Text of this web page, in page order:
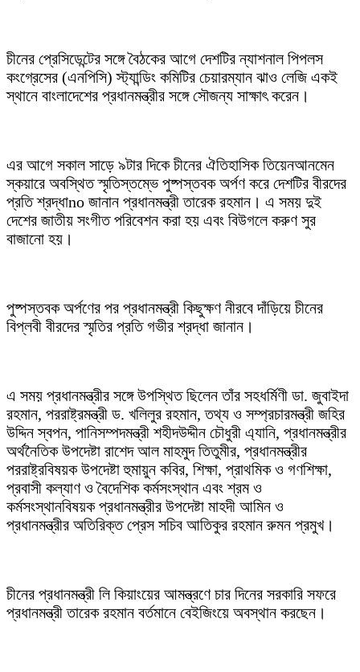
চীনের প্রেসিডেন্টের সঙ্গে বৈঠকের আগে দেশটির ন্যাশনাল পিপলস
কংগ্রেসের (এনপিসি) স্ট্যান্ডিং কমিটির চেয়ারম্যান ঝাও লেজি একই
স্থানে বাংলাদেশের প্রধানমন্ত্রীর সঙ্গে সৌজন্য সাক্ষাৎ করেন।
এর আগে সকাল সাড়ে ৯টার দিকে চীনের ঐতিহাসিক তিয়েনআনমেন
স্কয়ারে অবস্থিত স্মৃতিস্তম্ভে পুষ্পস্তবক অর্পণ করে দেশটির বীরদের
প্রতি শ্রদ্ধাno জানান প্রধানমন্ত্রী তারেক রহমান। এ সময় দুই
দেশের জাতীয় সংগীত পরিবেশন করা হয় এবং বিউগলে করুণ সুর
বাজানো হয়।
পুষ্পস্তবক অর্পণের পর প্রধানমন্ত্রী কিছুক্ষণ নীরবে দাঁড়িয়ে চীনের
বিপ্লবী বীরদের স্মৃতির প্রতি গভীর শ্রদ্ধা জানান।
এ সময় প্রধানমন্ত্রীর সঙ্গে উপস্থিত ছিলেন তাঁর সহধর্মিণী ডা. জুবাইদা
রহমান, পররাষ্ট্রমন্ত্রী ড. খলিলুর রহমান, তথ্য ও সম্প্রচারমন্ত্রী জহির
উদ্দিন স্বপন, পানিসম্পদমন্ত্রী শহীদউদ্দীন চৌধুরী এ্যানি, প্রধানমন্ত্রীর
অর্থনৈতিক উপদেষ্টা রাশেদ আল মাহমুদ তিতুমীর, প্রধানমন্ত্রীর
পররাষ্ট্রবিষয়ক উপদেষ্টা হুমায়ুন কবির, শিক্ষা, প্রাথমিক ও গণশিক্ষা,
প্রবাসী কল্যাণ ও বৈদেশিক কর্মসংস্থান এবং শ্রম ও
কর্মসংস্থানবিষয়ক প্রধানমন্ত্রীর উপদেষ্টা মাহদী আমিন ও
প্রধানমন্ত্রীর অতিরিক্ত প্রেস সচিব আতিকুর রহমান রুমন প্রমুখ।
চীনের প্রধানমন্ত্রী লি কিয়াংয়ের আমন্ত্রণে চার দিনের সরকারি সফরে
প্রধানমন্ত্রী তারেক রহমান বর্তমানে বেইজিংয়ে অবস্থান করছেন।